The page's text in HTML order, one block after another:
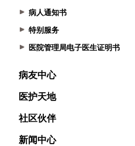
病人通知书
特别服务
医院管理局电子医生证明书
病友中心
医护天地
社区伙伴
新闻中心